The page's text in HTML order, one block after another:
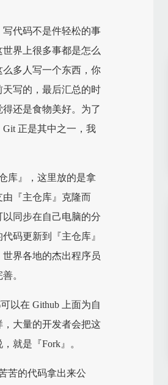
代码不是件轻松的事
界上很多事都是怎么
多人写一个东西，你
写的，最后汇总的时
还是食物美好。为了
正是其中之一，我
库』，这里放的是拿
『主仓库』克隆而
同步在自己电脑的分
码更新到『主仓库』
界各地的杰出程序员
。
以在 Github 上面为自
大量的开发者会把这
就是『Fork』。
苦的代码拿出来公